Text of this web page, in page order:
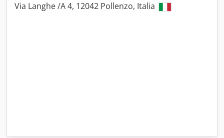
Via Langhe /A 4, 12042 Pollenzo, Italia